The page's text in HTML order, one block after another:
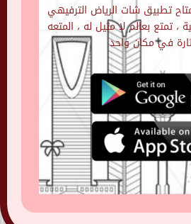
تطبيق شات الرياض الترفيهي
، تمتع بعالم لا مثيل له ، المتعه
في مكان واحد